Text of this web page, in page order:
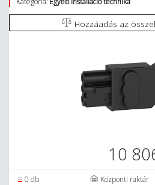
Hozzáadás az
10
0 db.
Központi raktár